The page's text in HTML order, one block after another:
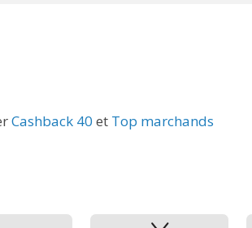
Cashback 40 et Top marchands